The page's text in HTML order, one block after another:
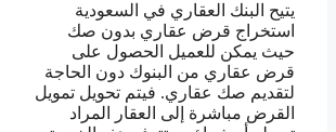
يتيح البنك العقاري في السعودية
استخراج قرض عقاري بدون صك
حيث يمكن للعميل الحصول على
قرض عقاري من البنوك دون الحاجة
لتقديم صك عقاري. فيتم تحويل تمويل
القرض مباشرة إلى العقار المراد